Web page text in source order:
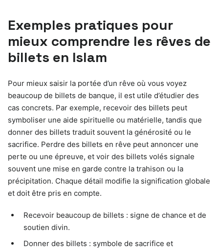
Exemples pratiques pour
mieux comprendre les rêves de
billets en Islam
Pour mieux saisir la portée d’un rêve où vous voyez
beaucoup de billets de banque, il est utile d’étudier des
cas concrets. Par exemple, recevoir des billets peut
symboliser une aide spirituelle ou matérielle, tandis que
donner des billets traduit souvent la générosité ou le
sacrifice. Perdre des billets en rêve peut annoncer une
perte ou une épreuve, et voir des billets volés signale
souvent une mise en garde contre la trahison ou la
précipitation. Chaque détail modifie la signification globale
et doit être pris en compte.
Recevoir beaucoup de billets : signe de chance et de
soutien divin.
Donner des billets : symbole de sacrifice et